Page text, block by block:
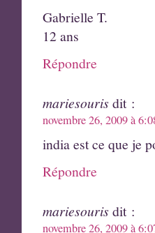
Gabrielle T.
12 ans
Répondre
mariesourisdit :
novembre 26, 2009 à
india est ce que je
Répondre
mariesourisdit :
novembre 26, 2009 à